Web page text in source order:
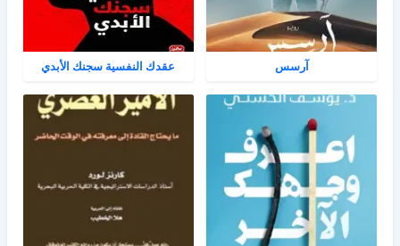
آرسس عقدك النفسية سجنك الأبدي